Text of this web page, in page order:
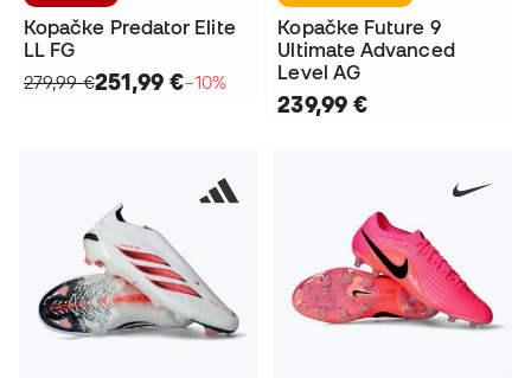
Kopačke Predator Elite
LL FG
279,99 €251,99 €−10%
Kopačke Future 9
Ultimate Advanced
Level AG
239,99 €